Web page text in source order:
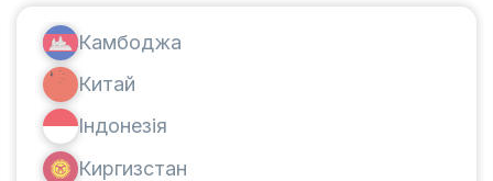
Камбоджа
Китай
Індонезія
Киргизстан